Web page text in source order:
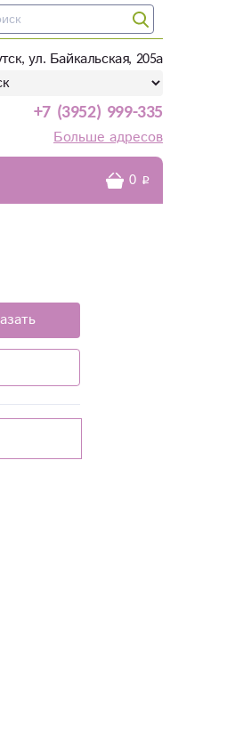
ул. Байкальская, 205а
+7 (3952) 999-335
Больше адресов
0